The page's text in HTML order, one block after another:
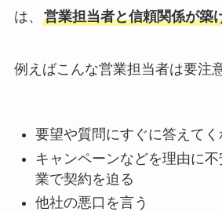
は、 営業担当者と信頼関係が築
例えばこんな営業担当者は要注
要望や質問にすぐに答えてく
キャンペーンなどを理由に
業で契約を迫る
他社の悪口を言う